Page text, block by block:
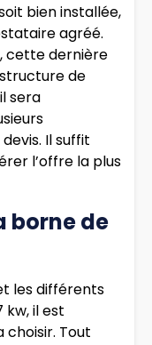
bien installée,
agréé.
cette dernière
de
sera
Il suffit
l’offre la plus
borne de
les différents
il est
Tout